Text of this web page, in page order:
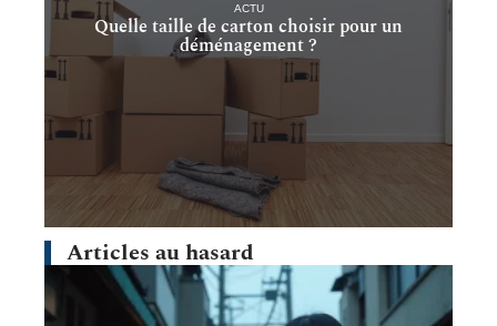
ACTU
Quelle taille de carton choisir pour un
déménagement ?
Articles au hasard